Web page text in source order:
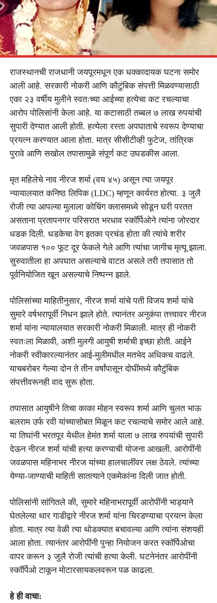
राजस्थानची राजधानी जयपूरमधून एक धक्कादायक घटना समोर
आली आहे. सरकारी नोकरी आणि कौटुंबिक संपत्ती मिळवण्यासाठी
एका २३ वर्षीय मुलीने स्वतःच्या आईच्या हत्येचा कट रचल्याचा
आरोप पोलिसांनी केला आहे. या कटासाठी तब्बल ७ लाख रुपयांची
सुपारी देण्यात आली होती. हत्येला रस्ता अपघाताचे स्वरूप देण्याचा
प्रयत्न करण्यात आला होता. मात्र सीसीटीव्ही फुटेज, तांत्रिक
पुरावे आणि सखोल तपासामुळे संपूर्ण कट उघडकीस आला.
मृत महिलेचे नाव नीरज शर्मा (वय ४५) असून त्या जयपूर
न्यायालयात कनिष्ठ लिपिक (LDC) म्हणून कार्यरत होत्या. ३ जुलै
रोजी त्या आपल्या मुलाला कोचिंग क्लासमध्ये सोडून घरी परतत
असताना प्रतापनगर परिसरात भरधाव स्कॉर्पिओने त्यांना जोरदार
धडक दिली. धडकेचा वेग इतका प्रचंड होता की त्यांचे शरीर
जवळपास १०० फूट दूर फेकले गेले आणि त्यांचा जागीच मृत्यू झाला.
सुरुवातीला हा अपघात असल्याचे वाटत असले तरी तपासात तो
पूर्वनियोजित खून असल्याचे निष्पन्न झाले.
पोलिसांच्या माहितीनुसार, नीरज शर्मा यांचे पती विजय शर्मा यांचे
सुमारे वर्षभरापूर्वी निधन झाले होते. त्यानंतर अनुकंपा तत्त्वावर नीरज
शर्मा यांना न्यायालयात सरकारी नोकरी मिळाली. मात्र ही नोकरी
स्वतःला मिळावी, अशी मुलगी आयुषी शर्माची इच्छा होती. आईने
नोकरी स्वीकारल्यानंतर आई-मुलीमधील मतभेद अधिकच वाढले.
याचबरोबर गेल्या दोन ते तीन वर्षांपासून दोघींमध्ये कौटुंबिक
संपत्तीवरूनही वाद सुरू होता.
तपासात आयुषीने तिचा काका मोहन स्वरूप शर्मा आणि चुलत भाऊ
बलराम उर्फ रवी यांच्यासोबत मिळून कट रचल्याचे समोर आले आहे.
या तिघांनी भरतपूर येथील हेमंत शर्मा याला ७ लाख रुपयांची सुपारी
देऊन नीरज शर्मा यांची हत्या करण्याची योजना आखली. आरोपींनी
जवळपास महिनाभर नीरज यांच्या हालचालींवर लक्ष ठेवले. त्यांच्या
येण्या-जाण्याची माहिती सातत्याने एकमेकांना दिली जात होती.
पोलिसांनी सांगितले की, सुमारे महिनाभरापूर्वी आरोपींनी भाड्याने
घेतलेल्या थार गाडीद्वारे नीरज शर्मा यांना चिरडण्याचा प्रयत्न केला
होता. मात्र त्या वेळी त्या थोडक्यात बचावल्या आणि त्यांना संशयही
आला होता. त्यानंतर आरोपींनी पुन्हा नियोजन करत स्कॉर्पिओचा
वापर करून ३ जुलै रोजी त्यांची हत्या केली. घटनेनंतर आरोपींनी
स्कॉर्पिओ टाकून मोटारसायकलवरून पळ काढला.
हे ही वाचा: